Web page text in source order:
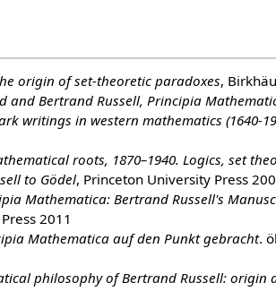
origin of set-theoretic paradoxes,
and Bertrand Russell, Principia
writings in western mathematics (1640-
roots, 1870–1940. Logics, set
to Gödel, Princeton University Press
Mathematica: Bertrand Russell's
2011
Mathematica auf den Punkt gebracht.
philosophy of Bertrand Russell: origin